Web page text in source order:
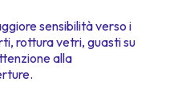
sensibilità verso i
rottura vetri, guasti su
alla